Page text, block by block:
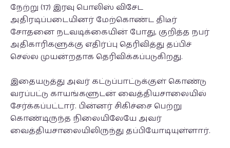
நேற்று (17) இரவு பொலிஸ் விசேட
அதிரடிப்படையினர் மேற்கொண்ட திடீர்
சோதனை நடவடிக்கையின் போது, குறித்த நபர்
அதிகாரிகளுக்கு எதிர்ப்பு தெரிவித்து தப்பிச்
செல்ல முயன்றதாக தெரிவிக்கப்படுகிறது.
இதையடுத்து அவர் கட்டுப்பாட்டுக்குள் கொண்டு
வரப்பட்டு காயங்களுடன் வைத்தியசாலையில்
சேர்க்கப்பட்டார். பின்னர் சிகிச்சை பெற்று
கொண்டிருந்த நிலையிலேயே அவர்
வைத்தியசாலையிலிருந்து தப்பியோடியுள்ளார்.